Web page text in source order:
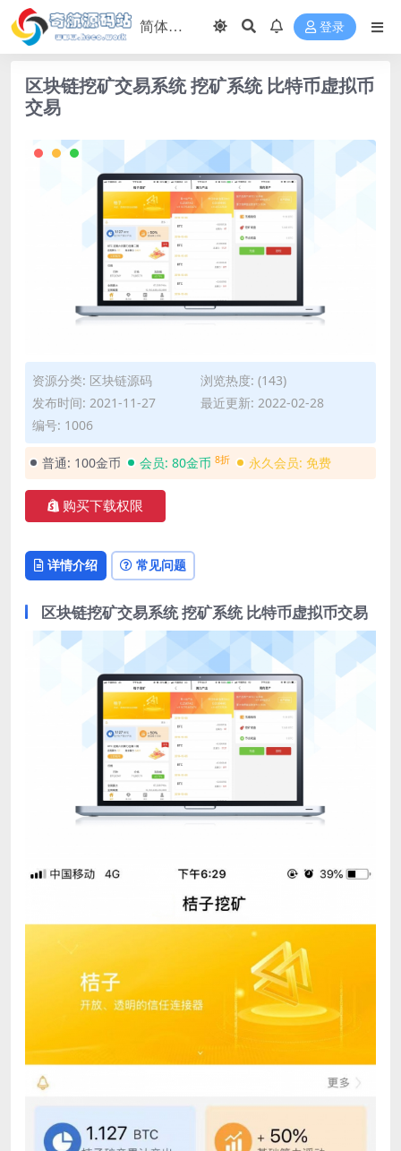
登录
区块链挖矿交易系统 挖矿系统 比特币虚拟币
交易
资源分类: 区块链源码
浏览热度: (143)
发布时间: 2021-11-27
最近更新: 2022-02-28
编号: 1006
普通: 100金币 会员: 80金币 8折 永久会员: 免费
购买下载权限
详情介绍 常见问题
区块链挖矿交易系统 挖矿系统 比特币虚拟币交易